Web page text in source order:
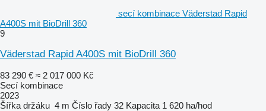
secí kombinace Väderstad Rapid
A400S mit BioDrill 360
9
Väderstad Rapid A400S mit BioDrill 360
83 290 € ≈ 2 017 000 Kč
Secí kombinace
2023
Šířka držáku 4 m Číslo řady 32 Kapacita 1 620 ha/hod